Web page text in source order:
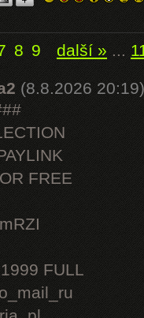
8 9 další » ...
(8.8.2026 20:19)
FREE
FULL